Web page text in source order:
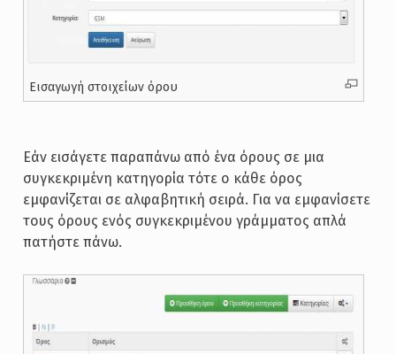
Εισαγωγή στοιχείων όρου
Εάν εισάγετε παραπάνω από ένα όρους σε μια
συγκεκριμένη κατηγορία τότε ο κάθε όρος
εμφανίζεται σε αλφαβητική σειρά. Για να εμφανίσετε
τους όρους ενός συγκεκριμένου γράμματος απλά
πατήστε πάνω.